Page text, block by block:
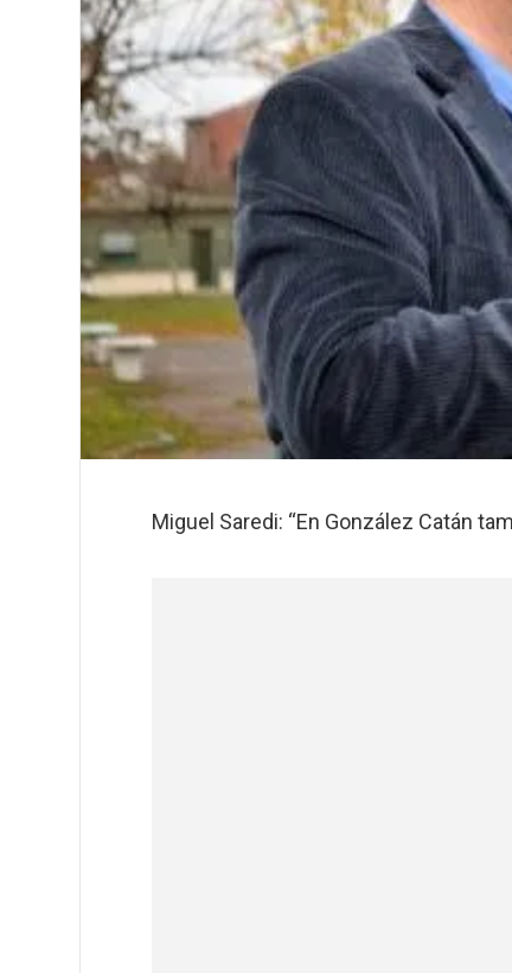
Miguel Saredi: “En González Catán